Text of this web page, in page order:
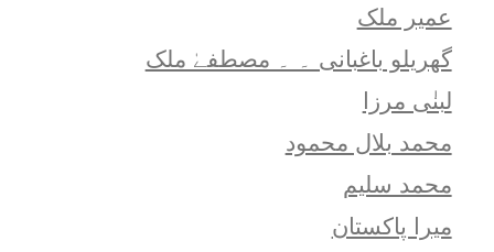
عمیر ملک
گھریلو باغبانی ۔ ۔ مصطفےٰ ملک
لبنٰی مرزا
محمد بلال محمود
محمد سلیم
میرا پاکستان